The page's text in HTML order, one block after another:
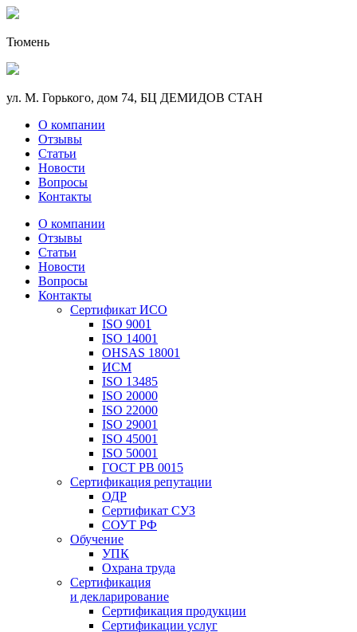
Тюмень
ул. М. Горького, дом 74, БЦ ДЕМИДОВ СТАН
О компании
Отзывы
Статьи
Новости
Вопросы
Контакты
О компании
Отзывы
Статьи
Новости
Вопросы
Контакты
Сертификат ИСО
ISO 9001
ISO 14001
OHSAS 18001
ИСМ
ISO 13485
ISO 20000
ISO 22000
ISO 29001
ISO 45001
ISO 50001
ГОСТ РВ 0015
Сертификация репутации
ОДР
Сертификат СУЗ
СОУТ РФ
Обучение
УПК
Охрана труда
Сертификация
и декларирование
Сертификация продукции
Сертификации услуг